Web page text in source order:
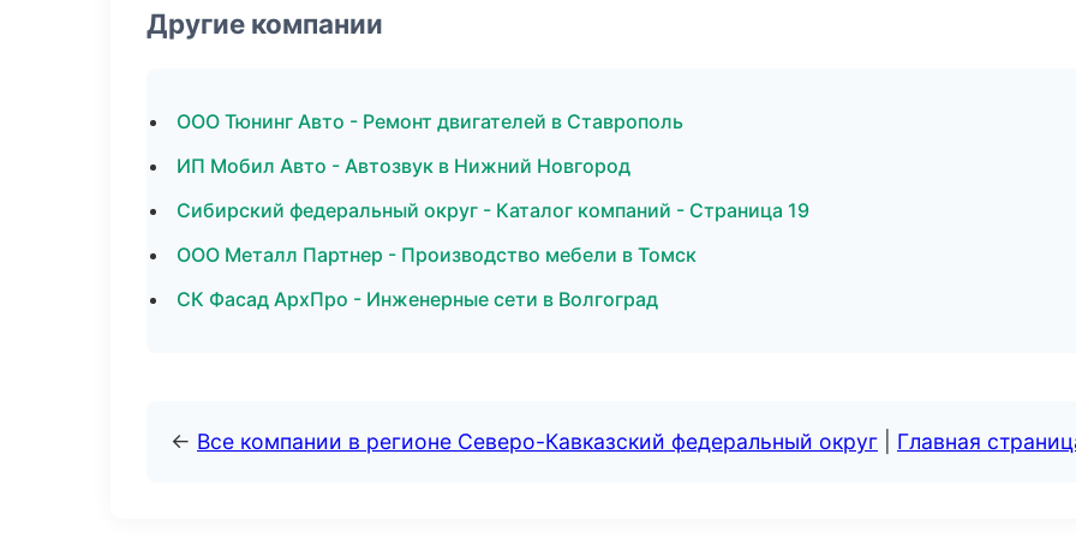
Другие компании
ООО Тюнинг Авто - Ремонт двигателей в Ставрополь
ИП Мобил Авто - Автозвук в Нижний Новгород
Сибирский федеральный округ - Каталог компаний - Страница 19
ООО Металл Партнер - Производство мебели в Томск
СК Фасад АрхПро - Инженерные сети в Волгоград
← Все компании в регионе Северо-Кавказский федеральный округ Главная